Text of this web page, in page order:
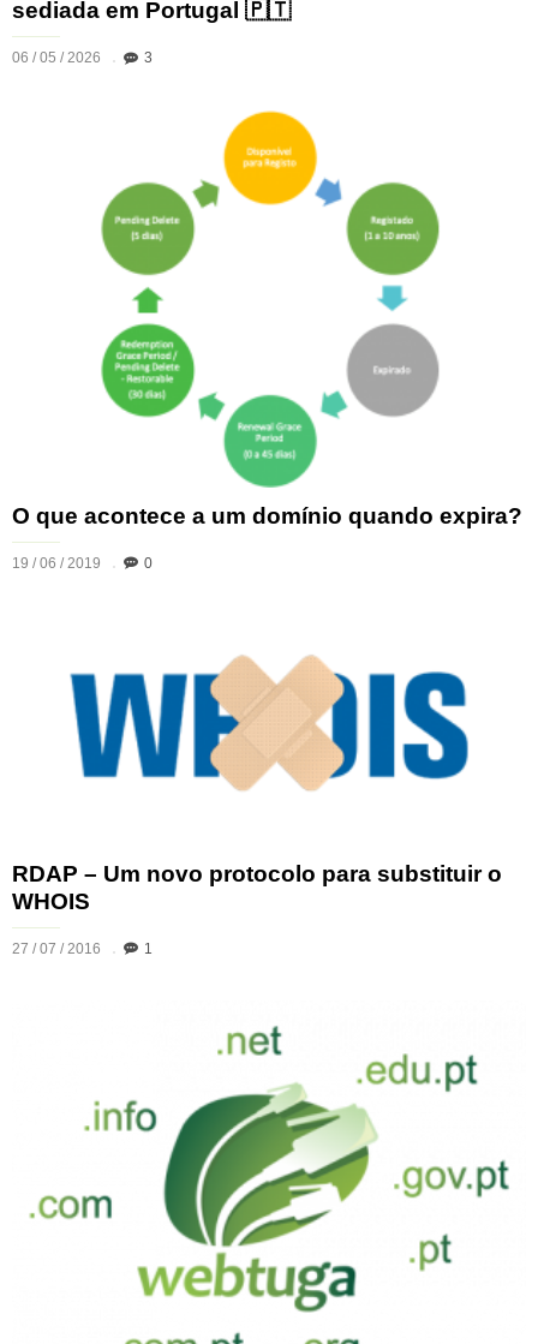
sediada em Portugal 🇵🇹
06 / 05 / 2026 3
O que acontece a um domínio quando expira?
19 / 06 / 2019 0
RDAP – Um novo protocolo para substituir o
WHOIS
27 / 07 / 2016 1